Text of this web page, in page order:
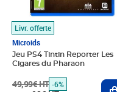
Livr. offerte
Microids
Jeu PS4 Tintin Reporter Les
Cigares du Pharaon
49,99€ HT -6%